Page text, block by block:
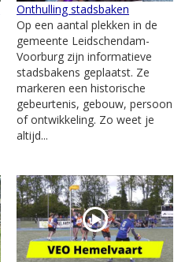
Onthulling stadsbaken
Op een aantal plekken in de
gemeente Leidschendam-
Voorburg zijn informatieve
stadsbakens geplaatst. Ze
markeren een historische
gebeurtenis, gebouw, persoon
of ontwikkeling. Zo weet je
altijd...